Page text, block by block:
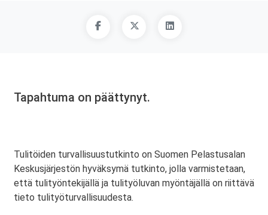
Tapahtuma on päättynyt.
Tulitöiden turvallisuustutkinto on Suomen Pelastusalan
Keskusjärjestön hyväksymä tutkinto, jolla varmistetaan,
että tulityöntekijällä ja tulityöluvan myöntäjällä on riittävä
tieto tulityöturvallisuudesta.